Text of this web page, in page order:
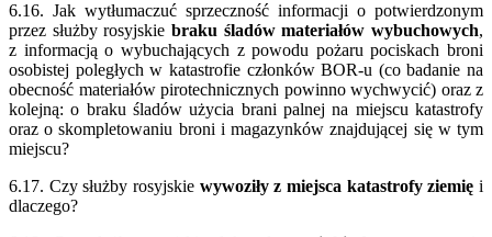
6.16. Jak wytłumaczuć sprzeczność informacji o potwierdzonym
przez służby rosyjskie braku śladów materiałów wybuchowych,
z informacją o wybuchających z powodu pożaru pociskach broni
osobistej poległych w katastrofie członków BOR-u (co badanie na
obecność materiałów pirotechnicznych powinno wychwycić) oraz z
kolejną: o braku śladów użycia brani palnej na miejscu katastrofy
oraz o skompletowaniu broni i magazynków znajdującej się w tym
miejscu?
6.17. Czy służby rosyjskie wywoziły z miejsca katastrofy ziemię i
dlaczego?